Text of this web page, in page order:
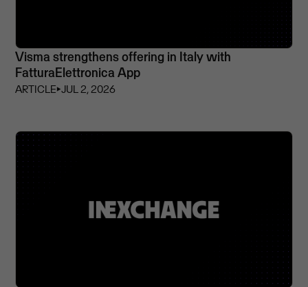
Visma strengthens offering in Italy with
FatturaElettronica App
ARTICLE⏵JUL 2, 2026